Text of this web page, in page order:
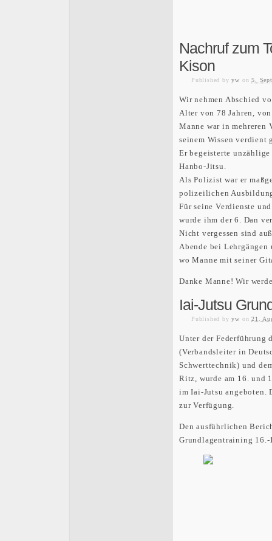
Nachruf zum
Kison
Published by yw on 5.
Wir nehmen Abschied
Alter von 78 Jahren,
Manne war in mehreren
seinem Wissen verdient
Er begeisterte
Hanbo-Jitsu.
Als Polizist war er
polizeilichen
Für seine Verdienste
wurde ihm der 6. Dan
Nicht vergessen sind
Abende bei
wo Manne mit seiner
Danke Manne! Wir
Iai-Jutsu
Published by yw on 21.
Unter der Federführung
(Verbandsleiter in
Schwerttechnik) und
Ritz, wurde am 16. und
im Iai-Jutsu angeboten.
zur Verfügung.
Den ausführlichen
Grundlagentraining 16.-